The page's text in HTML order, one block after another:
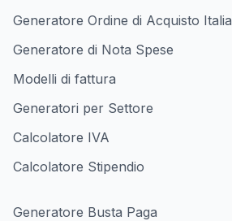
Generatore Ordine di Acquisto Italia
Generatore di Nota Spese
Modelli di fattura
Generatori per Settore
Calcolatore IVA
Calcolatore Stipendio
Generatore Busta Paga